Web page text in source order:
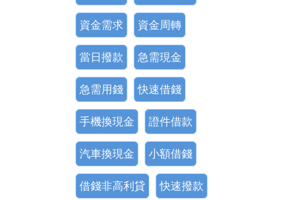
資金需求 資金周轉
當日撥款 急需現金
急需用錢 快速借錢
手機換現金 證件借款
汽車換現金 小額借錢
借錢非高利貸 快速撥款